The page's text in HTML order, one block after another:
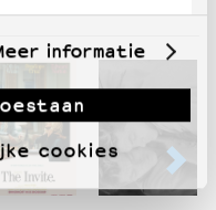
informatie
cookies